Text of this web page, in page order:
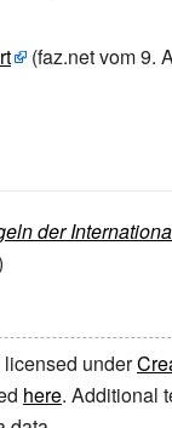
(faz.net vom 9.
der
licensed under
here. Additional